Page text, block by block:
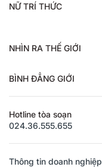
NỮ TRÍ THỨC
NHÌN RA THẾ GIỚI
BÌNH ĐẲNG GIỚI
Hotline tòa soạn
024.36.555.655
Thông tin doanh nghiệp